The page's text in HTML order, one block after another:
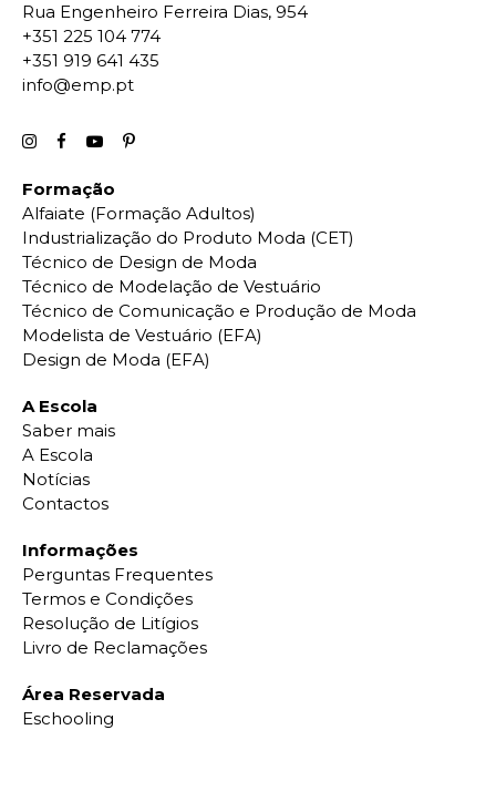
Rua Engenheiro Ferreira Dias, 954
+351 225 104 774
+351 919 641 435
info@emp.pt
Formação
Alfaiate (Formação Adultos)
Industrialização do Produto Moda (CET)
Técnico de Design de Moda
Técnico de Modelação de Vestuário
Técnico de Comunicação e Produção de Moda
Modelista de Vestuário (EFA)
Design de Moda (EFA)
A Escola
Saber mais
A Escola
Notícias
Contactos
Informações
Perguntas Frequentes
Termos e Condições
Resolução de Litígios
Livro de Reclamações
Área Reservada
Eschooling